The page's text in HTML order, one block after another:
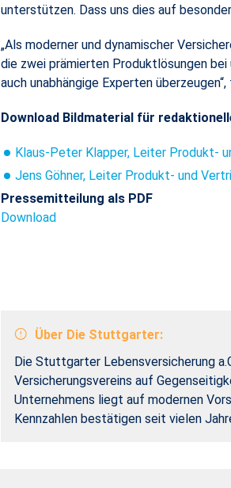
unterstützen. Dass uns dies auf
„Als moderner und dynamischer
die zwei prämierten Produktlösungen
auch unabhängige Experten
Download Bildmaterial für
Klaus-Peter Klapper, Leiter Produkt-
Jens Göhner, Leiter Produkt- und
Pressemitteilung als PDF
Download
Über Die Stuttgarter:
Die Stuttgarter Lebensversicherung
Versicherungsvereins auf
Unternehmens liegt auf modernen
Kennzahlen bestätigen seit vielen